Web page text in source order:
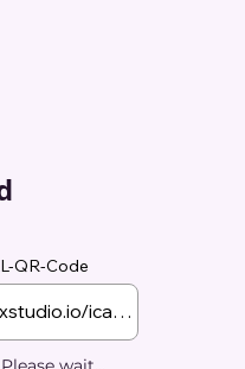
QR-Code